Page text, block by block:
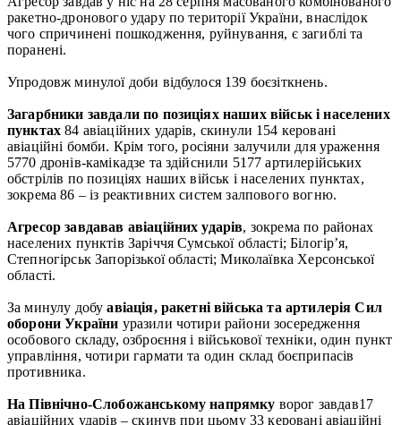
ракетно-дронового удару по території України, внаслідок
чого спричинені пошкодження, руйнування, є загиблі та
поранені.
Упродовж минулої доби відбулося 139 боєзіткнень.
Загарбники завдали по позиціях наших військ і населених
пунктах 84 авіаційних ударів, скинули 154 керовані
авіаційні бомби. Крім того, росіяни залучили для ураження
5770 дронів-камікадзе та здійснили 5177 артилерійських
обстрілів по позиціях наших військ і населених пунктах,
зокрема 86 – із реактивних систем залпового вогню.
Агресор завдавав авіаційних ударів, зокрема по районах
населених пунктів Заріччя Сумської області; Білогір’я,
Степногірськ Запорізької області; Миколаївка Херсонської
області.
За минулу добуавіація, ракетні війська та артилерія Сил
оборони України уразили чотири райони зосередження
особового складу, озброєння і військової техніки, один пункт
управління, чотири гармати та один склад боєприпасів
противника.
На Північно-Слобожанському напрямку ворог завдав17
авіаційних ударів – скинув при цьому 33 керовані авіаційні